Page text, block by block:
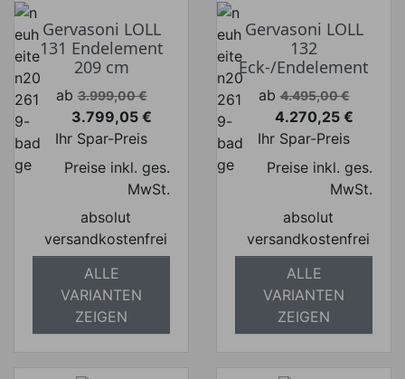
Gervasoni LOLL
131 Endelement
209 cm
Verkaufspreis
ab 3.999,00 €
Preis
3.799,05 €
Ihr Spar-Preis
Preise inkl. ges.
MwSt.
absolut
versandkostenfrei
ALLE
VARIANTEN
ZEIGEN
Gervasoni LOLL
132
Eck-/Endelement
Verkaufspreis
ab 4.495,00 €
Preis
4.270,25 €
Ihr Spar-Preis
Preise inkl. ges.
MwSt.
absolut
versandkostenfrei
ALLE
VARIANTEN
ZEIGEN